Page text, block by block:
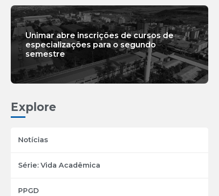
Unimar abre inscrições de cursos de
especializações para o segundo
semestre
Explore
Notícias
Série: Vida Acadêmica
PPGD